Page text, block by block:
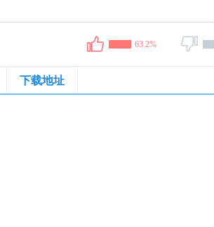
63.2%
下载地址